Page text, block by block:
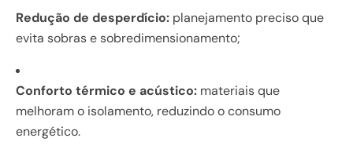
Redução de desperdício: planejamento preciso que
evita sobras e sobredimensionamento;
Conforto térmico e acústico: materiais que
melhoram o isolamento, reduzindo o consumo
energético.